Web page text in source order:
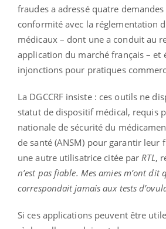
fraudes a adressé quatre
conformité avec la réglementation
médicaux – dont une a conduit au
application du marché français – et
injonctions pour pratiques
La DGCCRF insiste : ces outils ne
statut de dispositif médical, requis
nationale de sécurité du
de santé (ANSM) pour garantir leur
une autre utilisatrice citée par RTL ,
n’est pas fiable. Mes amies m’ont dit
correspondait jamais aux tests
Si ces applications peuvent être